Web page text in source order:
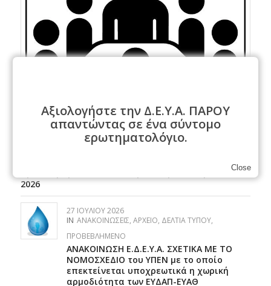
,ΑΡΧΕΊΟ,ΔΕΛΤΊΑ ΤΎΠΟΥ,ΠΡΟΒΕΒΛΗΜΈΝΟ
Πρόσκληση Δ.Σ. Δ.Ε.Υ.Α. Πάρου Παρασκευή 31-07-
2026
27 ΙΟΥΛΊΟΥ 2026
IN ΑΝΑΚΟΙΝΏΣΕΙΣ, ΑΡΧΕΊΟ, ΔΕΛΤΊΑ ΤΎΠΟΥ,
ΠΡΟΒΕΒΛΗΜΈΝΟ
ΑΝΑΚΟΙΝΩΣΗ Ε.Δ.Ε.Υ.Α. ΣΧΕΤΙΚΑ ΜΕ ΤΟ
ΝΟΜΟΣΧΕΔΙΟ του ΥΠΕΝ με το οποίο
επεκτείνεται υποχρεωτικά η χωρική
αρμοδιότητα των ΕΥΔΑΠ-ΕΥΑΘ
Close
Αξιολογήστε την Δ.Ε.Υ.Α. ΠΑΡΟΥ
απαντώντας σε ένα σύντομο
ερωτηματολόγιο.